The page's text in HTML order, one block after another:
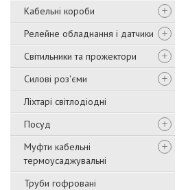
Кабельні короби
Релейне обладнання і датчики
Світильники та прожектори
Силові роз'єми
Ліхтарі світлодіодні
Посуд
Муфти кабельні
термоусаджувальні
Труби гофровані